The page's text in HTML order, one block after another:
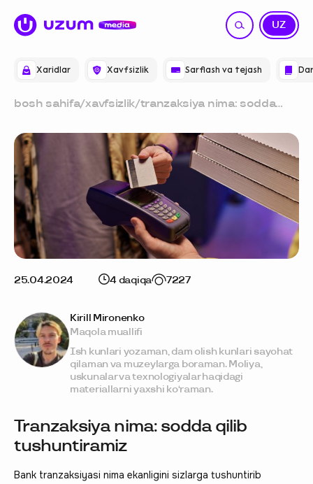
Xaridlar Xavfsizlik Sarflash va tejash
UZ
RU
bosh sahifa/xavfsizlik/tranzaksiya nima: sodda
25.04.2024 4 daqiqa 7227
Tranzaksiya nima: sodda qilib
tushuntiramiz
Bank tranzaksiyasi nima ekanligini sizlarga tushuntirib
Kirill Mironenko
Maqola muallifi
Ish kunlari yozaman, dam olish kunlari sayohat
qilaman va muzeylarga boraman. Moliya,
uskunalar va texnologiyalar haqidagi
materiallarni yaxshi ko‘raman.